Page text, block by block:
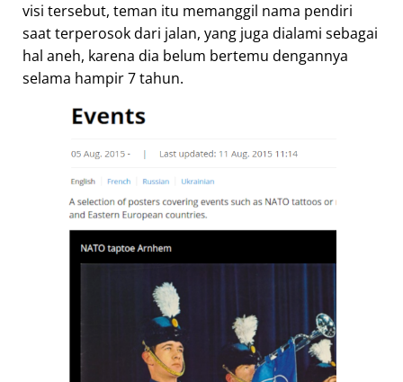
visi tersebut, teman itu memanggil nama pendiri
saat terperosok dari jalan, yang juga dialami sebagai
hal aneh, karena dia belum bertemu dengannya
selama hampir 7 tahun.